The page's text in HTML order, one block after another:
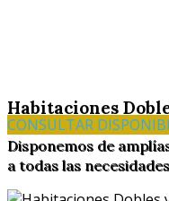
Habitaciones
Disponemos de
a todas las necesidades
CONSULTAR